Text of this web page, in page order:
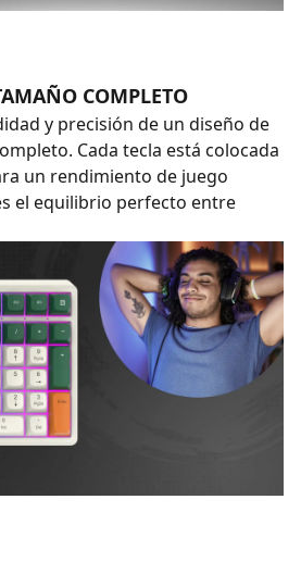
COMPLETO
y precisión de un diseño de
Cada tecla está colocada
un rendimiento de juego
el equilibrio perfecto entre